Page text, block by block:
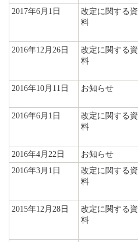
2017年6月1日
改定に関する資
料
2016年12月26日
改定に関する資
料
2016年10月11日
お知らせ
2016年6月1日
改定に関する資
料
2016年4月22日
お知らせ
2016年3月1日
改定に関する資
料
2015年12月28日
改定に関する資
料